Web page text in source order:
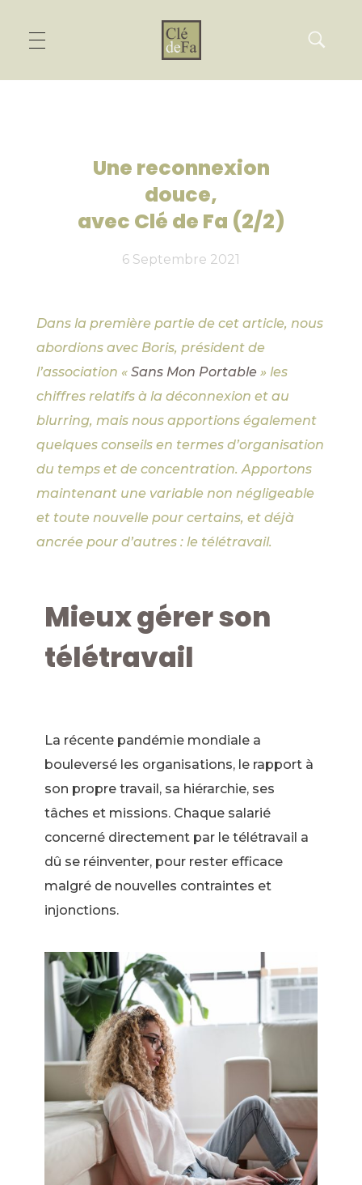
Une reconnexion
douce,
avec Clé de Fa (2/2)
6 Septembre 2021
Dans la première partie de cet article, nous
abordions avec Boris, président de
l’association « Sans Mon Portable » les
chiffres relatifs à la déconnexion et au
blurring, mais nous apportions également
quelques conseils en termes d’organisation
du temps et de concentration. Apportons
maintenant une variable non négligeable
et toute nouvelle pour certains, et déjà
ancrée pour d’autres : le télétravail.
Mieux gérer son
télétravail
La récente pandémie mondiale a
bouleversé les organisations, le rapport à
son propre travail, sa hiérarchie, ses
tâches et missions. Chaque salarié
concerné directement par le télétravail a
dû se réinventer, pour rester efficace
malgré de nouvelles contraintes et
injonctions.